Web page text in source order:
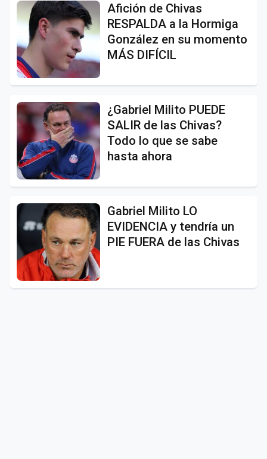
Afición de Chivas
RESPALDA a la Hormiga
González en su momento
MÁS DIFÍCIL
¿Gabriel Milito PUEDE
SALIR de las Chivas?
Todo lo que se sabe
hasta ahora
Gabriel Milito LO
EVIDENCIA y tendría un
PIE FUERA de las Chivas